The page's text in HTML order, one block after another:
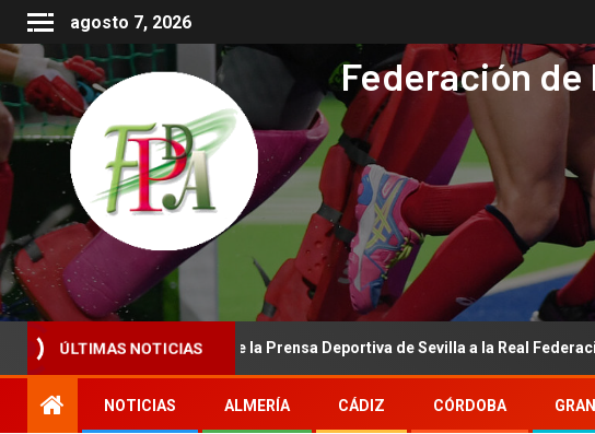
agosto 7, 2026
Federación
ÚLTIMAS NOTICIAS
de la Asociación de la Prensa Deportiva de Sevilla a la Real Federación
NOTICIAS ALMERÍA CÁDIZ CÓRDOBA